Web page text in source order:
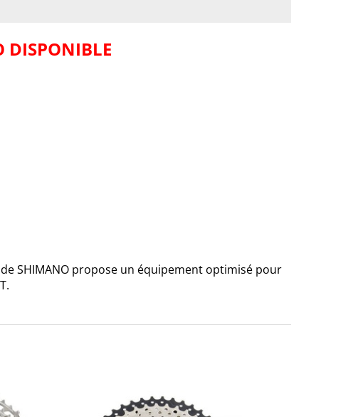
DISPONIBLE
SHIMANO propose un équipement optimisé pour